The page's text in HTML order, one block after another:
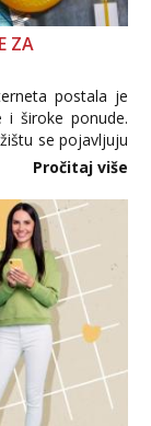
ZA
postala je
i široke ponude.
se pojavljuju
internetske
Pročitaj više